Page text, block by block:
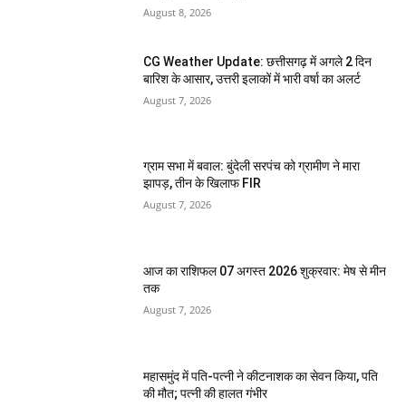
August 8, 2026
CG Weather Update: छत्तीसगढ़ में अगले 2 दिन
बारिश के आसार, उत्तरी इलाकों में भारी वर्षा का अलर्ट
August 7, 2026
ग्राम सभा में बवाल: बुंदेली सरपंच को ग्रामीण ने मारा
झापड़, तीन के खिलाफ FIR
August 7, 2026
आज का राशिफल 07 अगस्त 2026 शुक्रवार: मेष से मीन
तक
August 7, 2026
महासमुंद में पति-पत्नी ने कीटनाशक का सेवन किया, पति
की मौत; पत्नी की हालत गंभीर